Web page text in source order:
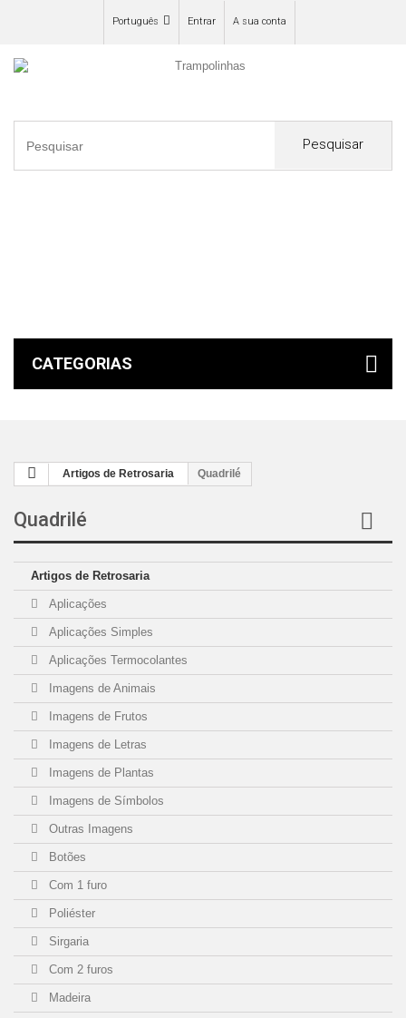
Português Entrar A sua conta
Pesquisar
CATEGORIAS
Artigos de Retrosaria Quadrilé
Quadrilé
Artigos de Retrosaria
Aplicações
Aplicações Simples
Aplicações Termocolantes
Imagens de Animais
Imagens de Frutos
Imagens de Letras
Imagens de Plantas
Imagens de Símbolos
Outras Imagens
Botões
Com 1 furo
Poliéster
Sirgaria
Com 2 furos
Madeira